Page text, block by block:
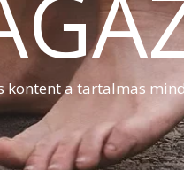
kontent a tartalmas